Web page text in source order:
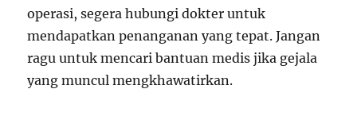
operasi, segera hubungi dokter untuk
mendapatkan penanganan yang tepat. Jangan
ragu untuk mencari bantuan medis jika gejala
yang muncul mengkhawatirkan.